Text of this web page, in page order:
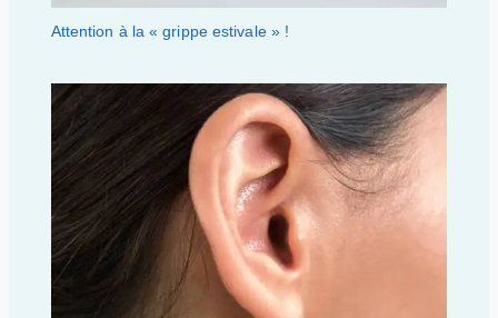
Attention à la « grippe estivale » !